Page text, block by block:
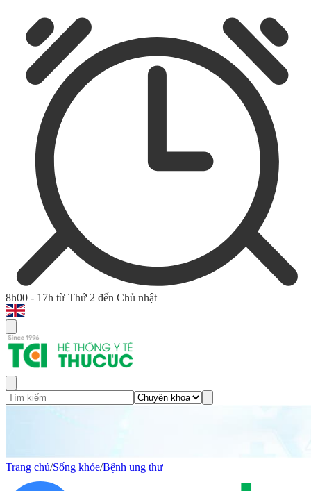
8h00 - 17h từ Thứ 2 đến Chủ nhật
Trang chủ/Sống khỏe/Bệnh ung thư